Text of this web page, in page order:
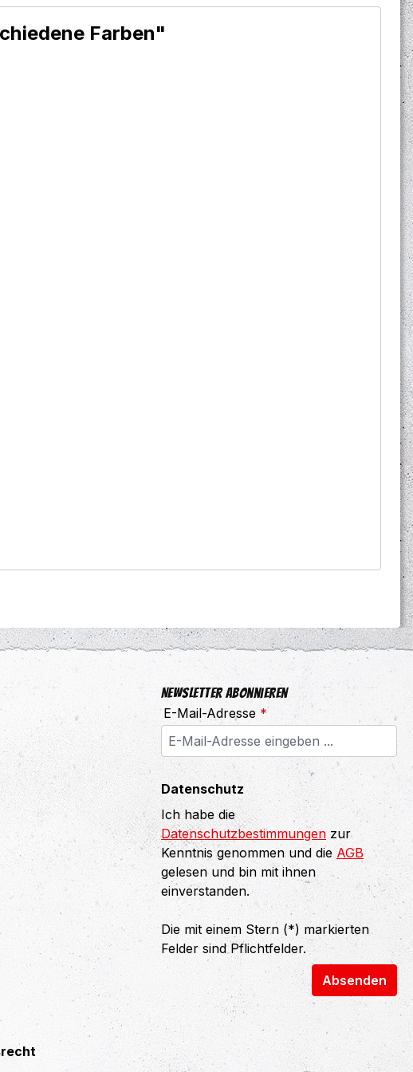
Farben"
Newsletter abonnieren
E-Mail-Adresse *
Datenschutz
Ich habe die
Datenschutzbestimmungen zur
Kenntnis genommen und die AGB
gelesen und bin mit ihnen
einverstanden.
Die mit einem Stern (*) markierten
Felder sind Pflichtfelder.
Absenden